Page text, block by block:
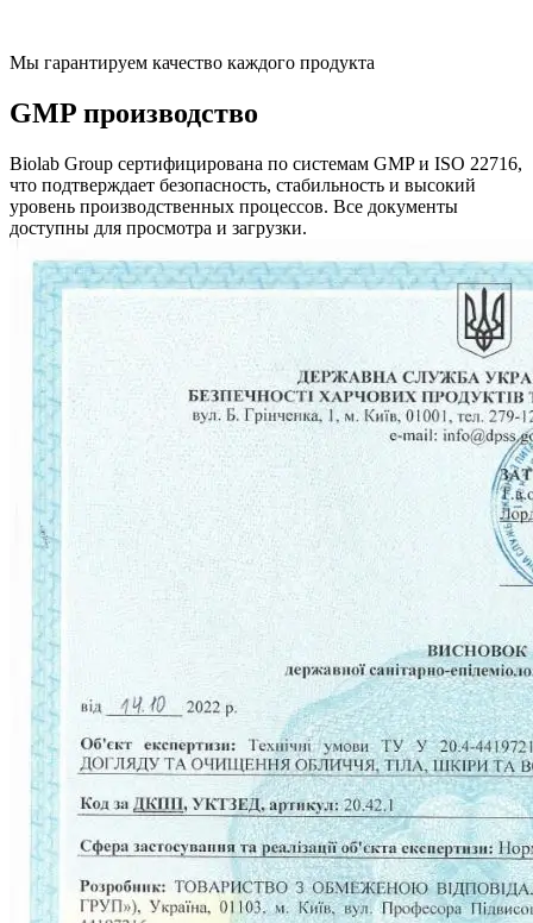
Мы гарантируем качество каждого продукта
GMP производство
Biolab Group сертифицирована по системам GMP и ISO 22716,
что подтверждает безопасность, стабильность и высокий
уровень производственных процессов. Все документы
доступны для просмотра и загрузки.